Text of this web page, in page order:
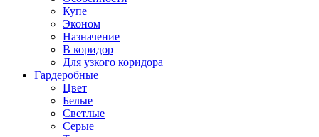
Купе
Эконом
Назначение
В коридор
Для узкого коридора
Гардеробные
Цвет
Белые
Светлые
Серые